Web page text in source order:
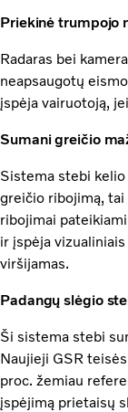
Priekinė trumpojo
Radaras bei
neapsaugotų
įspėja vairuotoją,
Sumani greičio
Sistema stebi
greičio ribojimą,
ribojimai
ir įspėja
viršijamas.
Padangų slėgio
Ši sistema stebi
Naujieji GSR
proc. žemiau
įspėjimą prietaisų